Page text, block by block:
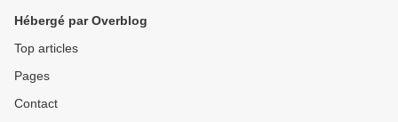
Hébergé par Overblog
Top articles
Pages
Contact